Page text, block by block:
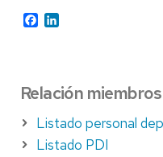
Facebook
Relación miembros
Listado personal
Listado PDI